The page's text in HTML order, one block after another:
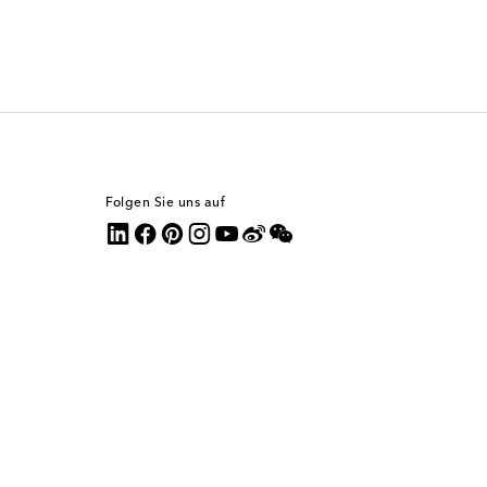
Folgen Sie uns auf